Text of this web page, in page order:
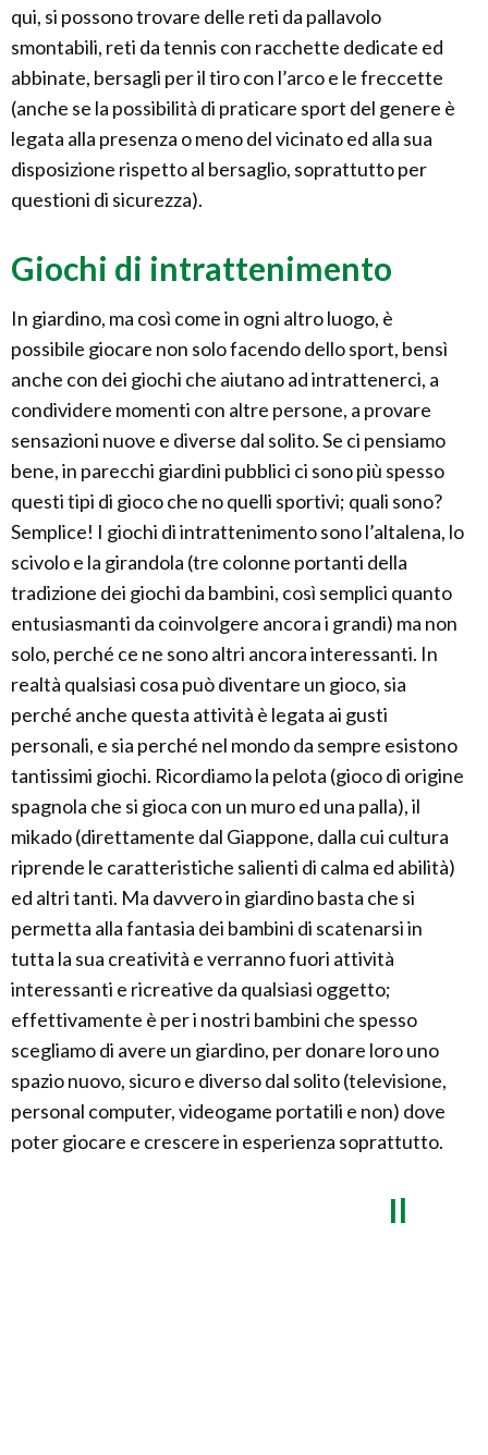
qui, si possono trovare delle reti da pallavolo
smontabili, reti da tennis con racchette dedicate ed
abbinate, bersagli per il tiro con l’arco e le freccette
(anche se la possibilità di praticare sport del genere è
legata alla presenza o meno del vicinato ed alla sua
disposizione rispetto al bersaglio, soprattutto per
questioni di sicurezza).
Giochi di intrattenimento
In giardino, ma così come in ogni altro luogo, è
possibile giocare non solo facendo dello sport, bensì
anche con dei giochi che aiutano ad intrattenerci, a
condividere momenti con altre persone, a provare
sensazioni nuove e diverse dal solito. Se ci pensiamo
bene, in parecchi giardini pubblici ci sono più spesso
questi tipi di gioco che no quelli sportivi; quali sono?
Semplice! I giochi di intrattenimento sono l’altalena, lo
scivolo e la girandola (tre colonne portanti della
tradizione dei giochi da bambini, così semplici quanto
entusiasmanti da coinvolgere ancora i grandi) ma non
solo, perché ce ne sono altri ancora interessanti. In
realtà qualsiasi cosa può diventare un gioco, sia
perché anche questa attività è legata ai gusti
personali, e sia perché nel mondo da sempre esistono
tantissimi giochi. Ricordiamo la pelota (gioco di origine
spagnola che si gioca con un muro ed una palla), il
mikado (direttamente dal Giappone, dalla cui cultura
riprende le caratteristiche salienti di calma ed abilità)
ed altri tanti. Ma davvero in giardino basta che si
permetta alla fantasia dei bambini di scatenarsi in
tutta la sua creatività e verranno fuori attività
interessanti e ricreative da qualsiasi oggetto;
effettivamente è per i nostri bambini che spesso
scegliamo di avere un giardino, per donare loro uno
spazio nuovo, sicuro e diverso dal solito (televisione,
personal computer, videogame portatili e non) dove
poter giocare e crescere in esperienza soprattutto.
Il